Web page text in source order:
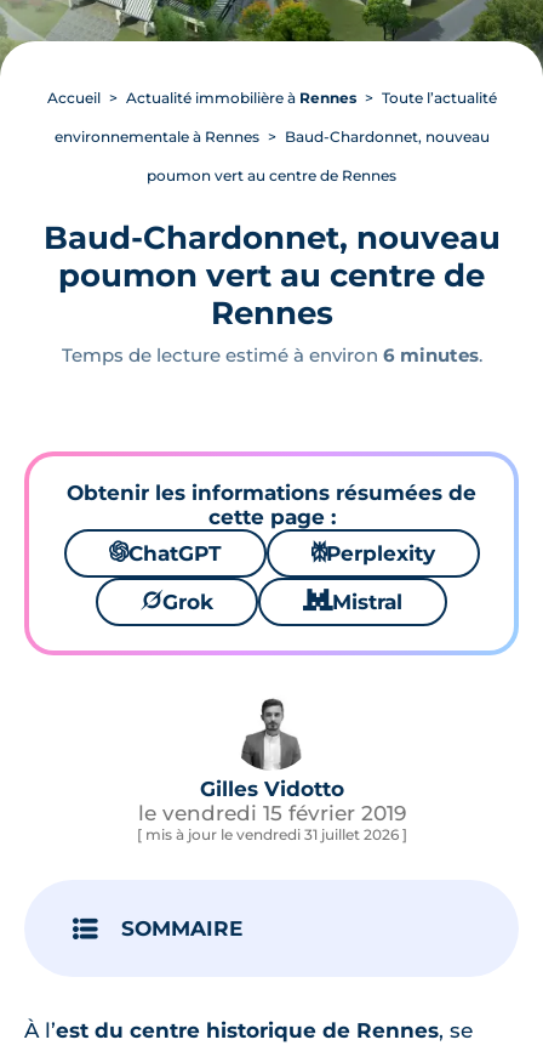
Accueil Actualité immobilière à Rennes Toute l’actualité
environnementale à Rennes Baud-Chardonnet, nouveau
poumon vert au centre de Rennes
Baud-Chardonnet, nouveau
poumon vert au centre de
Rennes
Temps de lecture estimé à environ 6 minutes.
Obtenir les informations résumées de
cette page :
🌌ChatGPT ⚙Perplexity
🪐Grok 🐱 Mistral
Gilles Vidotto
le vendredi 15 février 2019
[ mis à jour le vendredi 31 juillet 2026 ]
SOMMAIRE
À l’est du centre historique de Rennes, se